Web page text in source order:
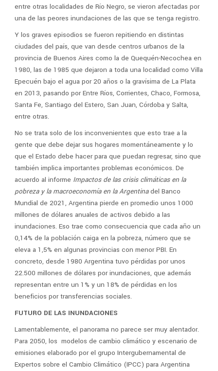
entre otras localidades de Río Negro, se vieron afectadas por
una de las peores inundaciones de las que se tenga registro.
Y los graves episodios se fueron repitiendo en distintas
ciudades del país, que van desde centros urbanos de la
provincia de Buenos Aires como la de Quequén-Necochea en
1980, las de 1985 que dejaron a toda una localidad como Villa
Epecuén bajo el agua por 20 años o la gravísima de La Plata
en 2013, pasando por Entre Ríos, Corrientes, Chaco, Formosa,
Santa Fe, Santiago del Estero, San Juan, Córdoba y Salta,
entre otras.
No se trata solo de los inconvenientes que esto trae a la
gente que debe dejar sus hogares momentáneamente y lo
que el Estado debe hacer para que puedan regresar, sino que
también implica importantes problemas económicos. De
acuerdo al informe Impactos de las crisis climáticas en la
pobreza y la macroeconomía en la Argentinadel Banco
Mundial de 2021, Argentina pierde en promedio unos 1000
millones de dólares anuales de activos debido a las
inundaciones. Eso trae como consecuencia que cada año un
0,14% de la población caiga en la pobreza, número que se
eleva a 1,5% en algunas provincias con menor PBI. En
concreto, desde 1980 Argentina tuvo pérdidas por unos
22.500 millones de dólares por inundaciones, que además
representan entre un 1% y un 18% de pérdidas en los
beneficios por transferencias sociales.
FUTURO DE LAS INUNDACIONES
Lamentablemente, el panorama no parece ser muy alentador.
Para 2050, los modelos de cambio climático y escenario de
emisiones elaborado por el grupo Intergubernamental de
Expertos sobre el Cambio Climático (IPCC) para Argentina